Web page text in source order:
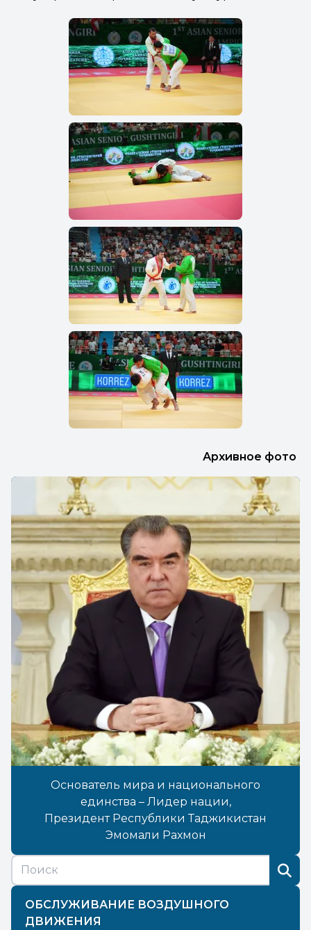
Архивное фото
Основатель мира и национального
единства – Лидер нации,
Президент Республики Таджикистан
Эмомали Рахмон
ОБСЛУЖИВАНИЕ ВОЗДУШНОГО
ДВИЖЕНИЯ